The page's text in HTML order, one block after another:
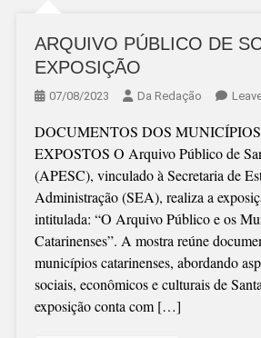
ARQUIVO PÚBLICO DE
EXPOSIÇÃO
07/08/2023 Da Redação
DOCUMENTOS DOS
EXPOSTOS O Arquivo Público de
(APESC), vinculado à Secretaria de
Administração (SEA), realiza a
intitulada: “O Arquivo Público e os
Catarinenses”. A mostra reúne
municípios catarinenses, abordando
sociais, econômicos e culturais de
exposição conta com […]